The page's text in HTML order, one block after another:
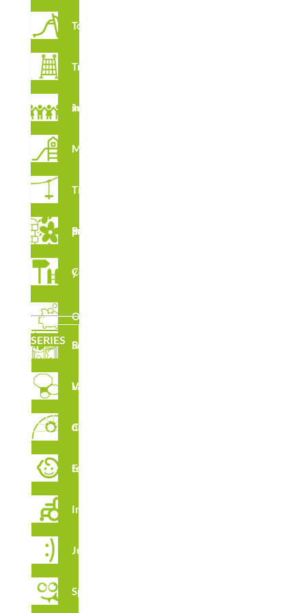
Toboganes
Trepadores
Juegos imaginativos
Multijuegos
Tirolinas
Suelos para Parques Infantiles
Complementos y vallados
Outlet
SERIES Serie Robinia
Laberintos Verticales
Circuito de Cuerdas
Estimulación temprana
Integración
Juga
Spooky
CAD
R6534